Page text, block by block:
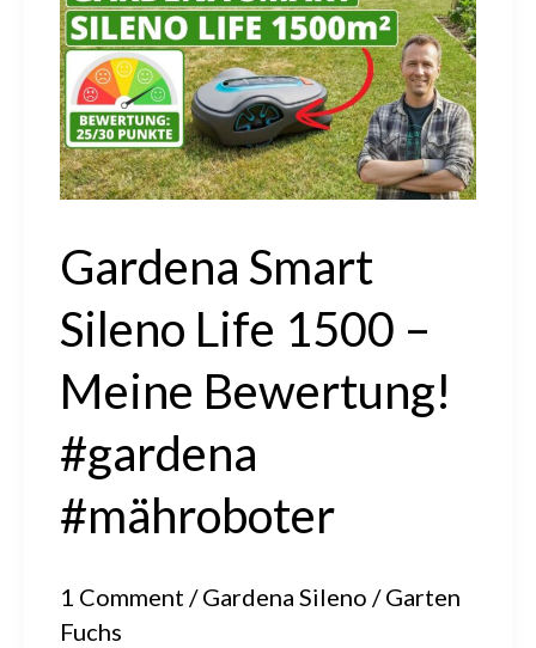
Gärten
bis
250m²
Gardena Smart
Sileno Life 1500 –
Meine Bewertung!
#gardena
#mähroboter
1 Comment /Gardena Sileno /Garten
Fuchs